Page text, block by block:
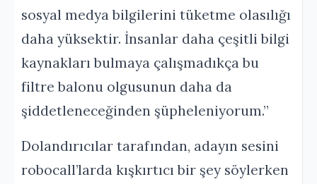
sosyal medya bilgilerini tüketme olasılığı
daha yüksektir. İnsanlar daha çeşitli bilgi
kaynakları bulmaya çalışmadıkça bu
filtre balonu olgusunun daha da
şiddetleneceğinden şüpheleniyorum.”
Dolandırıcılar tarafından, adayın sesini
robocall’larda kışkırtıcı bir şey söylerken